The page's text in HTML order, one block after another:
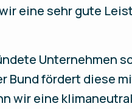
eine sehr gute
Unternehmen
fördert diese
wir eine